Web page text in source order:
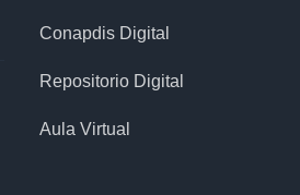
Conapdis Digital
Repositorio Digital
Aula Virtual